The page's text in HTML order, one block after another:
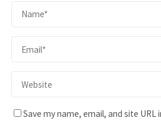
Save my name, email, and site